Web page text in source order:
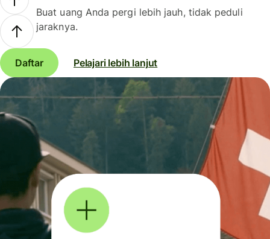
Buat uang Anda pergi lebih jauh, tidak peduli
jaraknya.
Daftar Pelajari lebih lanjut